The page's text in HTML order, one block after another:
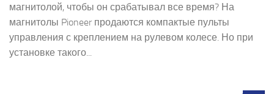
магнитолой, чтобы он срабатывал все время? На
магнитолы Pioneer продаются компактые пульты
управления с креплением на рулевом колесе. Но при
установке такого...